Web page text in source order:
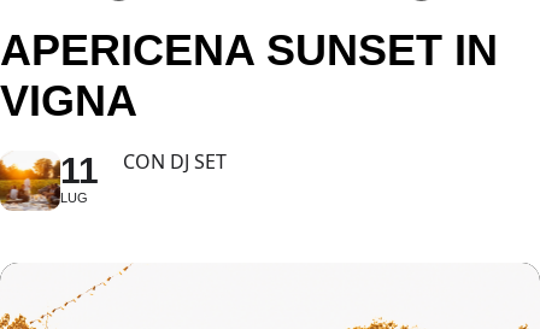
APERICENA SUNSET IN
VIGNA
11
LUG
CON DJ SET